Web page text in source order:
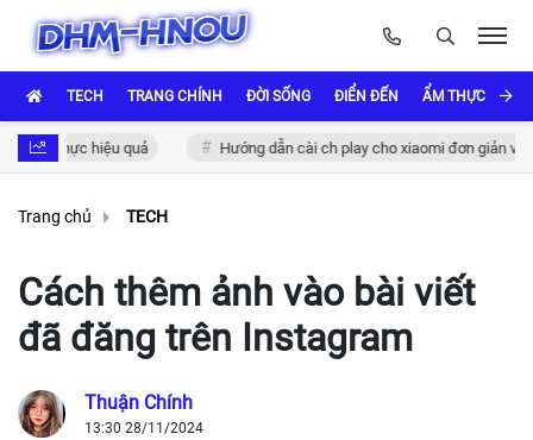
TECH TRANG CHÍNH ĐỜI SỐNG ĐIỂN ĐẾN ẨM THỰC VÀ
thực hiệu quả Hướng dẫn cài ch play cho xiaomi đơn giản và nhanh
Trang chủ TECH
Cách thêm ảnh vào bài viết
đã đăng trên Instagram
Thuận Chính
13:30 28/11/2024